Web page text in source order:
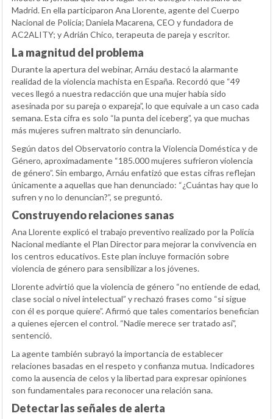
Madrid. En ella participaron Ana Llorente, agente del Cuerpo
Nacional de Policía; Daniela Macarena, CEO y fundadora de
AC2ALITY; y Adrián Chico, terapeuta de pareja y escritor.
La magnitud del problema
Durante la apertura del webinar, Arnáu destacó la alarmante
realidad de la violencia machista en España. Recordó que “49
veces llegó a nuestra redacción que una mujer había sido
asesinada por su pareja o expareja”, lo que equivale a un caso cada
semana. Esta cifra es solo “la punta del iceberg”, ya que muchas
más mujeres sufren maltrato sin denunciarlo.
Según datos del Observatorio contra la Violencia Doméstica y de
Género, aproximadamente “185.000 mujeres sufrieron violencia
de género”. Sin embargo, Arnáu enfatizó que estas cifras reflejan
únicamente a aquellas que han denunciado: “¿Cuántas hay que lo
sufren y no lo denuncian?”, se preguntó.
Construyendo relaciones sanas
Ana Llorente explicó el trabajo preventivo realizado por la Policía
Nacional mediante el Plan Director para mejorar la convivencia en
los centros educativos. Este plan incluye formación sobre
violencia de género para sensibilizar a los jóvenes.
Llorente advirtió que la violencia de género “no entiende de edad,
clase social o nivel intelectual” y rechazó frases como “si sigue
con él es porque quiere”. Afirmó que tales comentarios benefician
a quienes ejercen el control. “Nadie merece ser tratado así”,
sentenció.
La agente también subrayó la importancia de establecer
relaciones basadas en el respeto y confianza mutua. Indicadores
como la ausencia de celos y la libertad para expresar opiniones
son fundamentales para reconocer una relación sana.
Detectar las señales de alerta